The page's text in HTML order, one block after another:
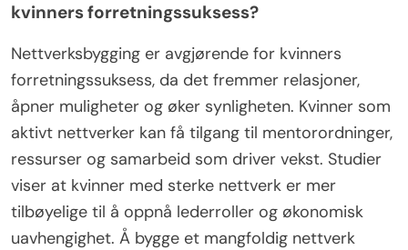
kvinners forretningssuksess?
Nettverksbygging er avgjørende for kvinners
forretningssuksess, da det fremmer relasjoner,
åpner muligheter og øker synligheten. Kvinner som
aktivt nettverker kan få tilgang til mentorordninger,
ressurser og samarbeid som driver vekst. Studier
viser at kvinner med sterke nettverk er mer
tilbøyelige til å oppnå lederroller og økonomisk
uavhengighet. Å bygge et mangfoldig nettverk